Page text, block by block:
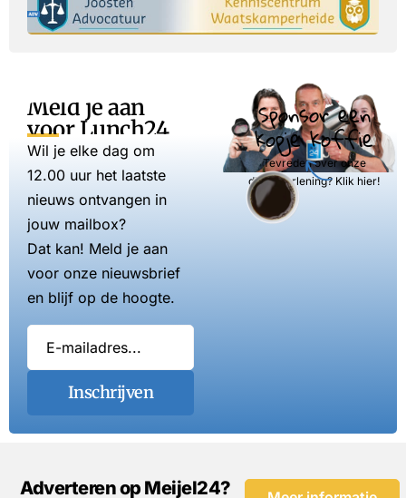
Meld je aan
voor Lunch24
Wil je elke dag om
12.00 uur het laatste
nieuws ontvangen in
jouw mailbox?
Dat kan! Meld je aan
voor onze nieuwsbrief
en blijf op de hoogte.
Inschrijven
Sponsor een
kopje koffie
Tevreden over onze
dienstverlening? Klik hier!
Adverteren op Meijel24?